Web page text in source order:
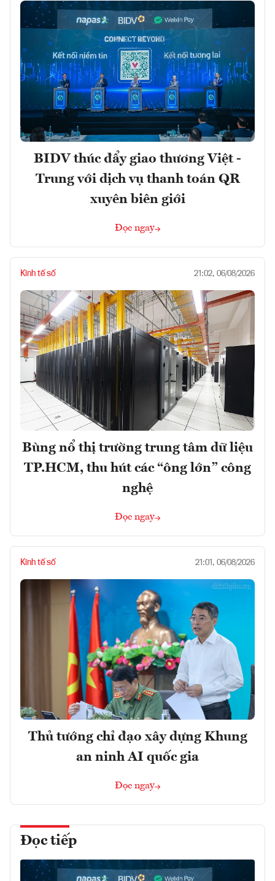
BIDV thúc đẩy giao thương Việt -
Trung với dịch vụ thanh toán QR
xuyên biên giới
Đọc ngay
Kinh tế số 21:02, 06/08/2026
Bùng nổ thị trường trung tâm dữ liệu
TP.HCM, thu hút các “ông lớn” công
nghệ
Đọc ngay
Kinh tế số 21:01, 06/08/2026
Thủ tướng chỉ đạo xây dựng Khung
an ninh AI quốc gia
Đọc ngay
Đọc tiếp